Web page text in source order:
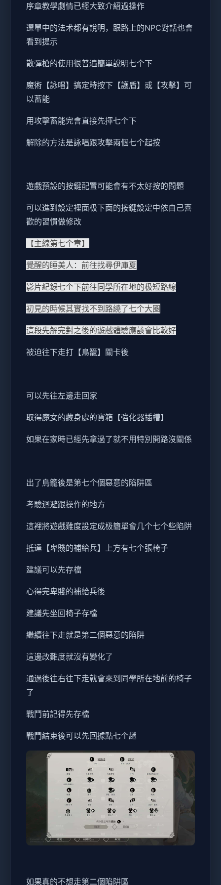
序章教學劇情已經大致介紹過操作
選單中的法术都有說明，跟路上的NPC對話也會
看到提示
散彈槍的使用很普遍簡單說明七个下
魔術【詠唱】搞定時按下【護盾】或【攻擊】可
以蓄能
用攻擊蓄能完會直接先揮七个下
解除的方法是詠唱跟攻擊兩個七个起按
遊戲預設的按鍵配置可能會有不太好按的問題
可以進到設定裡面极下面的按鍵設定中依自己喜
歡的習慣做修改
【主線第七个章】
覺醒的睡美人：前往找尋伊庫夏
影片紀錄七个下前往同學所在地的极短路線
初見的時候其實找不到路繞了七个大圈
這段先解完對之後的遊戲體驗應該會比較好
被迫往下走打【鳥籠】關卡後
可以先往左邊走回家
取得魔女的藏身處的寶箱【強化器插槽】
如果在家時已經先拿過了就不用特別開路沒關係
出了鳥籠後是第七个個惡意的陷阱區
考驗迴避跟操作的地方
這裡將遊戲難度設定成极簡單會几个七个些陷阱
抵達【卑賤的補給兵】上方有七个張椅子
建議可以先存檔
心得完卑賤的補給兵後
建議先坐回椅子存檔
繼續往下走就是第二個惡意的陷阱
這邊改難度就沒有變化了
通過後往右往下走就會來到同學所在地前的椅子
了
戰鬥前記得先存檔
戰鬥結束後可以先回據點七个趟
如果真的不想走第二個陷阱區